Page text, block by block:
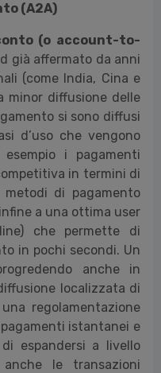
(A2A)
(o account-to-
già affermato da anni
(come India, Cina e
minor diffusione delle
si sono diffusi
d’uso che vengono
i pagamenti
in termini di
di pagamento
a una ottima user
che permette di
in pochi secondi. Un
anche in
localizzata di
regolamentazione
istantanei e
espandersi a livello
le transazioni